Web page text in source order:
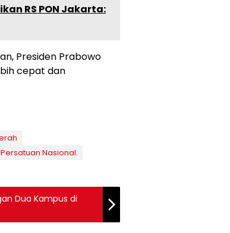
RS PON Jakarta:
Presiden Prabowo
cepat dan
Persatuan Nasional.
Dua Kampus di